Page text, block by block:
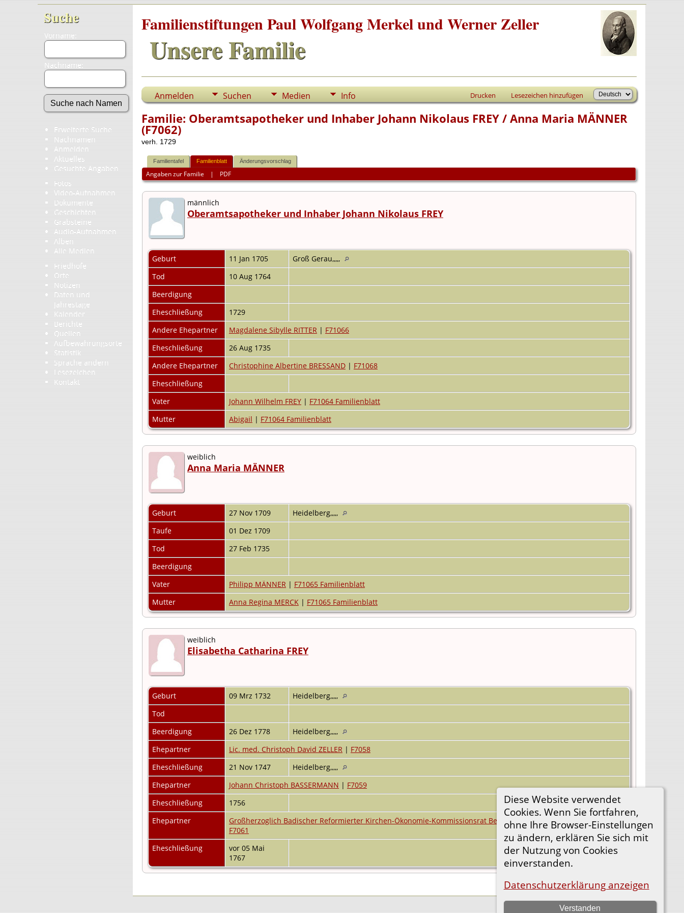
Suche
Vorname:
Nachname:
Erweiterte Suche
Nachnamen
Anmelden
Aktuelles
Gesuchte Angaben
Fotos
Video-Aufnahmen
Dokumente
Geschichten
Grabsteine
Audio-Aufnahmen
Alben
Alle Medien
Friedhöfe
Orte
Notizen
Daten und
Jahrestage
Kalender
Berichte
Quellen
Aufbewahrungsorte
Statistik
Sprache ändern
Lesezeichen
Kontakt
Familienstiftungen Paul Wolfgang Merkel und Werner Zeller
Unsere Familie
Anmelden Suchen Medien Info Drucken Lesezeichen hinzufügen
Diese Website verwendet
Cookies. Wenn Sie fortfahren,
ohne Ihre Browser-Einstellungen
zu ändern, erklären Sie sich mit
der Nutzung von Cookies
einverstanden.
Datenschutzerklärung anzeigen
Verstanden
Familie: Oberamtsapotheker und Inhaber Johann Nikolaus FREY / Anna Maria MÄNNER
(F7062)
verh. 1729
Familientafel Familienblatt Änderungsvorschlag
Angaben zur Familie | PDF
männlich
Oberamtsapotheker und Inhaber Johann Nikolaus FREY
Geburt 11 Jan 1705
Groß Gerau,,,,,
Tod
10 Aug 1764
Beerdigung
Eheschließung
1729
Andere Ehepartner
Magdalene Sibylle RITTER| F71066
Eheschließung
26 Aug 1735
Andere Ehepartner
Christophine Albertine BRESSAND| F71068
Eheschließung
Vater
Johann Wilhelm FREY| F71064 Familienblatt
Mutter
Abigail | F71064 Familienblatt
weiblich
Anna Maria MÄNNER
Geburt 27 Nov 1709
Heidelberg,,,,,
Taufe
01 Dez 1709
Tod
27 Feb 1735
Beerdigung
Vater
Philipp MÄNNER| F71065 Familienblatt
Mutter
Anna Regina MERCK| F71065 Familienblatt
weiblich
Elisabetha Catharina FREY
Geburt 09 Mrz 1732
Heidelberg,,,,,
Tod
Beerdigung
26 Dez 1778
Heidelberg,,,,,
Ehepartner
Lic. med. Christoph David ZELLER| F7058
Eheschließung
21 Nov 1747
Heidelberg,,,,,
Ehepartner
Johann Christoph BASSERMANN | F7059
Eheschließung
1756
Ehepartner
Großherzoglich Badischer Reformierter Kirchen-Ökonomie-Kommissionsrat Benedikt Georg Wilhelm HEDDÄUS
|
F7061
Eheschließung
vor 05 Mai
1767